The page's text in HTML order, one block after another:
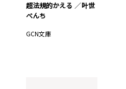
超法規的かえる
叶世
べんち
GCN文庫